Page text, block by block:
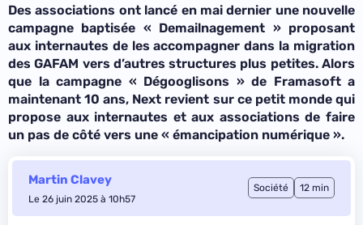
Des associations ont lancé en mai dernier une nouvelle
campagne baptisée « Demailnagement » proposant
aux internautes de les accompagner dans la migration
des GAFAM vers d’autres structures plus petites. Alors
que la campagne « Dégooglisons » de Framasoft a
maintenant 10 ans, Next revient sur ce petit monde qui
propose aux internautes et aux associations de faire
un pas de côté vers une « émancipation numérique ».
Martin Clavey
Le 26 juin 2025 à 10h57
Société 12 min